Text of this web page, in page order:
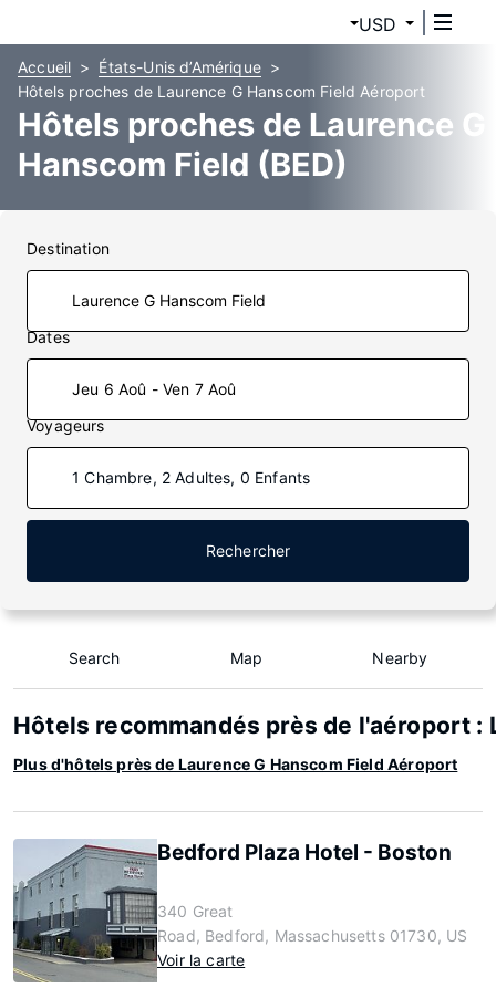
USD
Accueil
États-Unis d’Amérique
Hôtels proches de Laurence G Hanscom Field Aéroport
Hôtels proches de Laurence G
Hanscom Field (BED)
Destination
Dates
Jeu 6 Aoû - Ven 7 Aoû
Voyageurs
1 Chambre, 2 Adultes, 0 Enfants
Rechercher
Search Map Nearby
Hôtels recommandés près de l'aéroport :
Plus d'hôtels près de Laurence G Hanscom Field Aéroport
Bedford Plaza Hotel - Boston
340 Great
Road, Bedford, Massachusetts 01730, US
Voir la carte